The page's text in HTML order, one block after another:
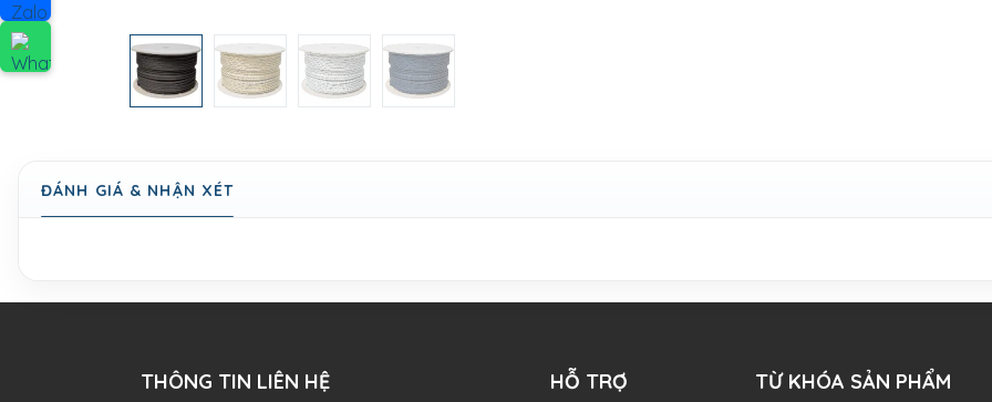
ĐÁNH GIÁ & NHẬN XÉT
THÔNG TIN LIÊN HỆ HỖ TRỢ TỪ KHÓA SẢN PHẨM